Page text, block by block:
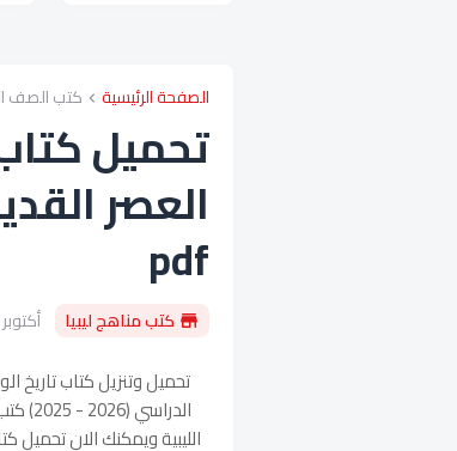
الصفحة الرئيسية كتب الصف
تحميل
العصر
pdf
كتب مناهج ليبيا أكتوبر 18, 2023
تحميل وتنزيل كتاب تاريخ
الدراسي (2026 - 2025
)